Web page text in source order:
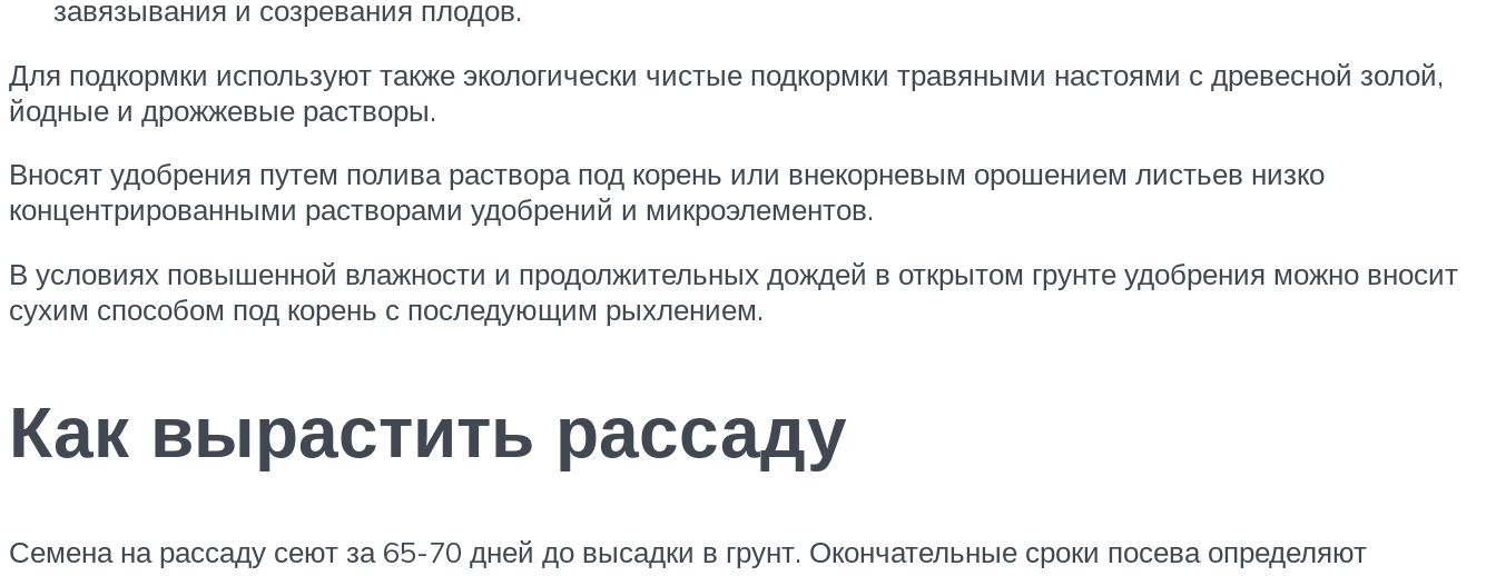
завязывания и созревания плодов.
Для подкормки используют также экологически чистые подкормки травяными настоями с древесной золой,
йодные и дрожжевые растворы.
Вносят удобрения путем полива раствора под корень или внекорневым орошением листьев низко
концентрированными растворами удобрений и микроэлементов.
В условиях повышенной влажности и продолжительных дождей в открытом грунте удобрения можно вносит
сухим способом под корень с последующим рыхлением.
Как вырастить рассаду
Семена на рассаду сеют за 65-70 дней до высадки в грунт. Окончательные сроки посева определяют